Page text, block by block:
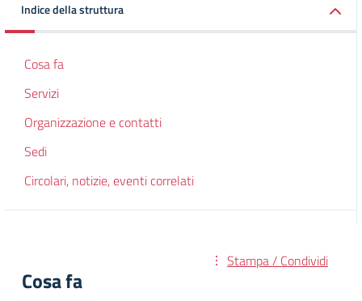
Indice della struttura
Cosa fa
Servizi
Organizzazione e contatti
Sedi
Circolari, notizie, eventi correlati
Stampa / Condividi
Cosa fa